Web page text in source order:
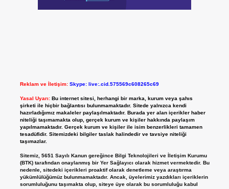
Reklam ve İletişim: Skype: live:.cid.575569c608265c69
Yasal Uyarı: Bu internet sitesi, herhangi bir marka, kurum veya şahıs
şirketi ile hiçbir bağlantısı bulunmamaktadır. Sitede yalnızca kendi
hazırladığımız makaleler paylaşılmaktadır. Burada yer alan içerikler haber
niteliği taşımamakta olup, gerçek kurum ve kişiler hakkında paylaşım
yapılmamaktadır. Gerçek kurum ve kişiler ile isim benzerlikleri tamamen
tesadüfidir. Sitemizdeki bilgiler taslak halindedir ve tavsiye niteliği
taşımazlar.
Sitemiz, 5651 Sayılı Kanun gereğince Bilgi Teknolojileri ve İletişim Kurumu
(BTK) tarafından onaylanmış bir Yer Sağlayıcı olarak hizmet vermektedir. Bu
nedenle, sitedeki içerikleri proaktif olarak denetleme veya araştırma
yükümlülüğümüz bulunmamaktadır. Ancak, üyelerimiz yazdıkları içeriklerin
sorumluluğunu taşımakta olup, siteye üye olarak bu sorumluluğu kabul